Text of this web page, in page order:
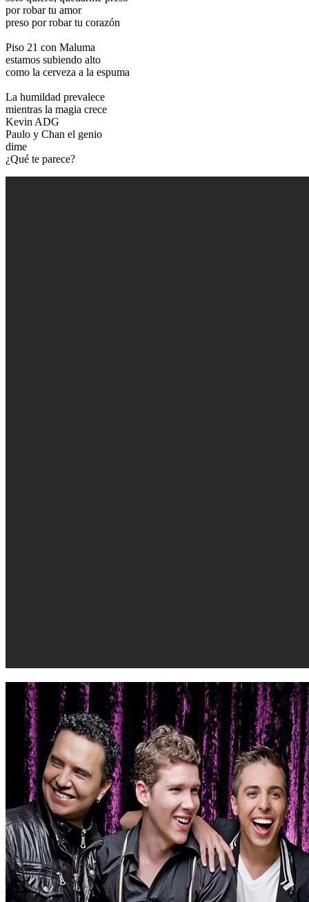
por robar tu amor
preso por robar tu corazón
Piso 21 con Maluma
estamos subiendo alto
como la cerveza a la espuma
La humildad prevalece
mientras la magia crece
Kevin ADG
Paulo y Chan el genio
dime
¿Qué te parece?